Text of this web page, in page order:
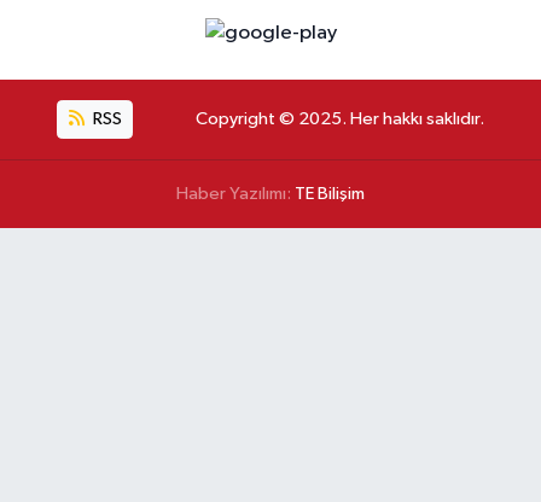
RSS Copyright © 2025. Her hakkı saklıdır.
Haber Yazılımı: TE Bilişim